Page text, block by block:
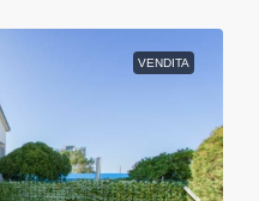
VENDITA